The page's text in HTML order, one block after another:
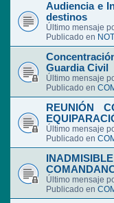
Audiencia e
destinos
Último mensaje
Publicado en
Guardia Civil
Último mensaje
Publicado en
REUNIÓN
Último mensaje
Publicado en
Último mensaje
Publicado en